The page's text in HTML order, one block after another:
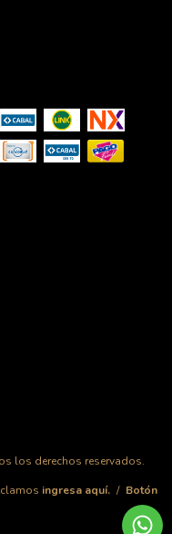
los derechos reservados.
ingresa aquí. / Botón